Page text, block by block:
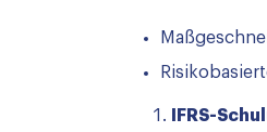
IFRS-